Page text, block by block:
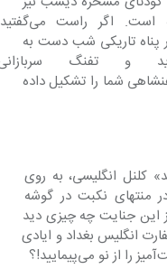
بدون شک از آنجا سر چشمه
پناه تاریکی شب دست به
جنایت هول‌انگیز نمی‌زدید
شما را تشکیل داده
کلنل انگلیسی، به روی
منتهای نکبت در گوشه
این جنایت چه چیزی دید
روی نقشه فرستاده‌های سفارت انگلیس بغداد و ایادی